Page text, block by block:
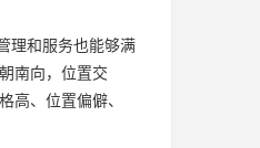
理和服务也能够满
南向，位置交
高、位置偏僻、